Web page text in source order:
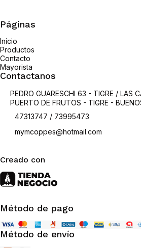
Páginas
Inicio
Productos
Contacto
Mayorista
Contactanos
PEDRO GUARESCHI 63 - TIGRE / LAS
PUERTO DE FRUTOS - TIGRE -
47313747 / 73995473
mymcoppes@hotmail.com
Creado con
Método de pago
Método de envío